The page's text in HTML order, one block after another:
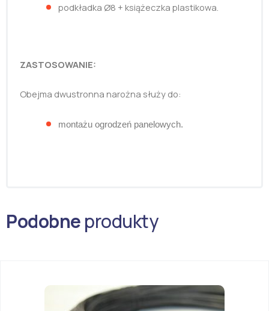
podkładka Ø8 + książeczka plastikowa.
ZASTOSOWANIE:
Obejma dwustronna narożna służy do:
montażu ogrodzeń panelowych.
Podobneprodukty